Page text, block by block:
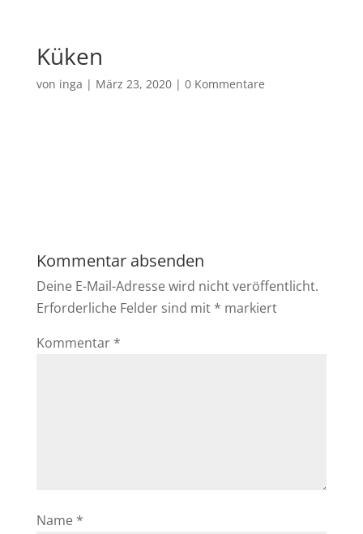
Küken
von inga | März 23, 2020| 0 Kommentare
Kommentar absenden
Deine E-Mail-Adresse wird nicht veröffentlicht.
Erforderliche Felder sind mit * markiert
Kommentar *
Name *